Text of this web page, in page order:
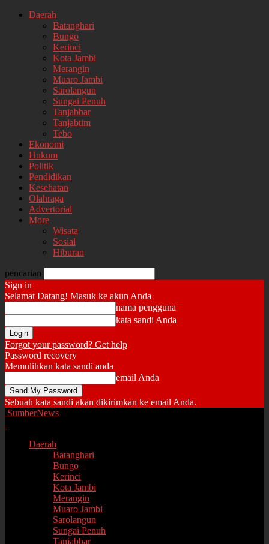
Daerah
Batanghari
Bungo
Kerinci
Kota Jambi
Merangin
Muaro Jambi
Sarolangun
Sungai Penuh
Tanjabbar
Tanjabtim
Tebo
Ekonomi
Hukum
Politik
Pendidikan
Kesehatan
Olahraga
Advertorial
More
Wisata
Sosial
Hiburan
pencarian
Sign in
Selamat Datang! Masuk ke akun Anda
nama pengguna
kata sandi Anda
Forgot your password? Get help
Password recovery
Memulihkan kata sandi anda
email Anda
Sebuah kata sandi akan dikirimkan ke email Anda.
SumberNews
Daerah
Batanghari
Bungo
Kerinci
Kota Jambi
Merangin
Muaro Jambi
Sarolangun
Sungai Penuh
Tanjabbar